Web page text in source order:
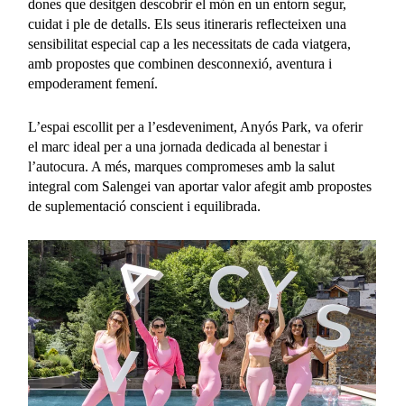
dones que desitgen descobrir el món en un entorn segur,
cuidat i ple de detalls. Els seus itineraris reflecteixen una
sensibilitat especial cap a les necessitats de cada viatgera,
amb propostes que combinen desconnexió, aventura i
empoderament femení.
L’espai escollit per a l’esdeveniment, Anyós Park, va oferir
el marc ideal per a una jornada dedicada al benestar i
l’autocura. A més, marques compromeses amb la salut
integral com Salengei van aportar valor afegit amb propostes
de suplementació conscient i equilibrada.